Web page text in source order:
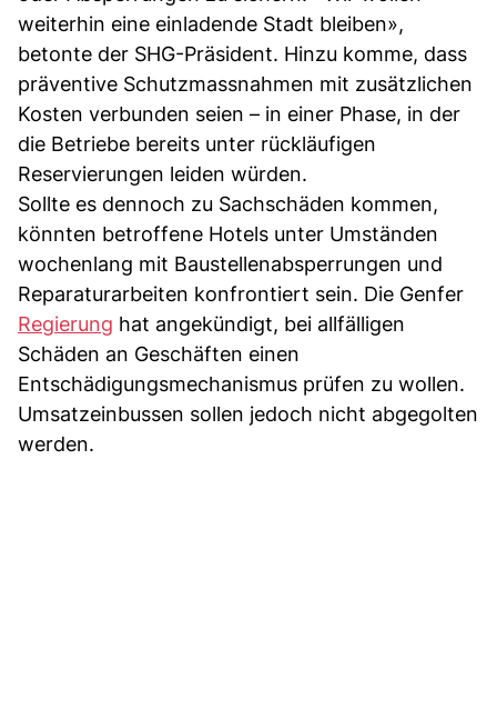
weiterhin eine einladende Stadt bleiben»,
betonte der SHG-Präsident. Hinzu komme, dass
präventive Schutzmassnahmen mit zusätzlichen
Kosten verbunden seien – in einer Phase, in der
die Betriebe bereits unter rückläufigen
Reservierungen leiden würden.
Sollte es dennoch zu Sachschäden kommen,
könnten betroffene Hotels unter Umständen
wochenlang mit Baustellenabsperrungen und
Reparaturarbeiten konfrontiert sein. Die Genfer
Regierung hat angekündigt, bei allfälligen
Schäden an Geschäften einen
Entschädigungsmechanismus prüfen zu wollen.
Umsatzeinbussen sollen jedoch nicht abgegolten
werden.